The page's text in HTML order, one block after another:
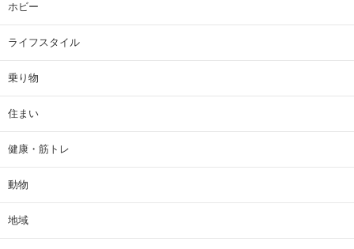
ホビー
ライフスタイル
乗り物
住まい
健康・筋トレ
動物
地域